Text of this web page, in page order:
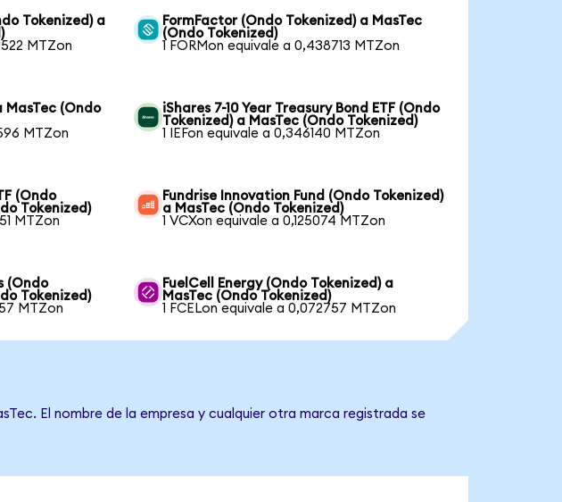
Tokenized) a
MTZon
FormFactor (Ondo Tokenized) a MasTec
(Ondo Tokenized)
1 FORMon equivale a 0,438713 MTZon
MasTec (Ondo
MTZon
iShares 7-10 Year Treasury Bond ETF (Ondo
Tokenized) a MasTec (Ondo Tokenized)
1 IEFon equivale a 0,346140 MTZon
(Ondo
Tokenized)
MTZon
Fundrise Innovation Fund (Ondo Tokenized)
a MasTec (Ondo Tokenized)
1 VCXon equivale a 0,125074 MTZon
(Ondo
Tokenized)
MTZon
FuelCell Energy (Ondo Tokenized) a
MasTec (Ondo Tokenized)
1 FCELon equivale a 0,072757 MTZon
El nombre de la empresa y cualquier otra marca registrada se